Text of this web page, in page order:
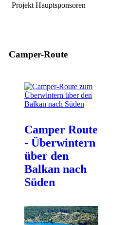
Projekt Hauptsponsoren
Camper-Route
Camper Route
- Überwintern
über den
Balkan nach
Süden